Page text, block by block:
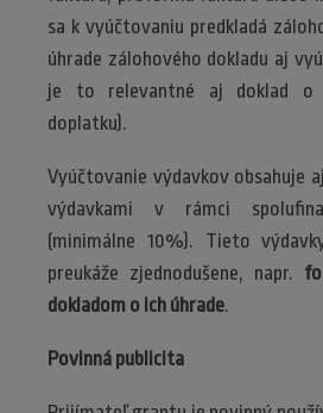
sa k vyúčtovaniu predkladá
úhrade zálohového dokladu aj
je to relevantné aj doklad o
doplatku).
Vyúčtovanie výdavkov obsahuje
výdavkami v rámci
(minimálne 10%). Tieto
preukáže zjednodušene, napr.
dokladom o ich úhrade.
Povinná publicita